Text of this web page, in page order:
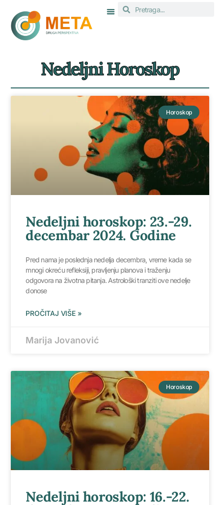
Nedeljni Horoskop
Horoskop
Nedeljni horoskop: 23.-29.
decembar 2024. Godine
Pred nama je poslednja nedelja decembra, vreme kada se
mnogi okreću refleksiji, pravljenju planova i traženju
odgovora na životna pitanja. Astrološki tranziti ove nedelje
donose
PROČITAJ VIŠE »
Marija Jovanović
Horoskop
Nedeljni horoskop: 16.-22.